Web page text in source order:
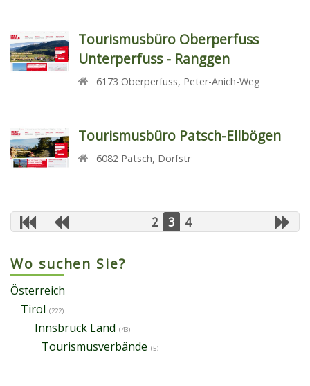
Tourismusbüro Oberperfuss
Unterperfuss - Ranggen
6173 Oberperfuss, Peter-Anich-Weg
Tourismusbüro Patsch-Ellbögen
6082 Patsch, Dorfstr
2 3 4
Wo suchen Sie?
Österreich
Tirol (222)
Innsbruck Land (43)
Tourismusverbände (5)